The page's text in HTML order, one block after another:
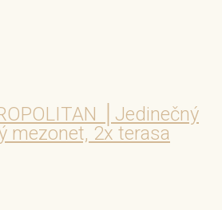
│Jedinečný
mezonet, 2x terasa